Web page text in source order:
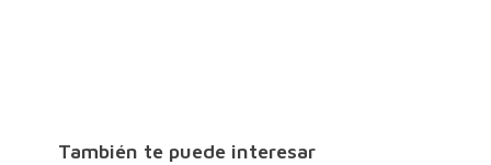
También te puede interesar